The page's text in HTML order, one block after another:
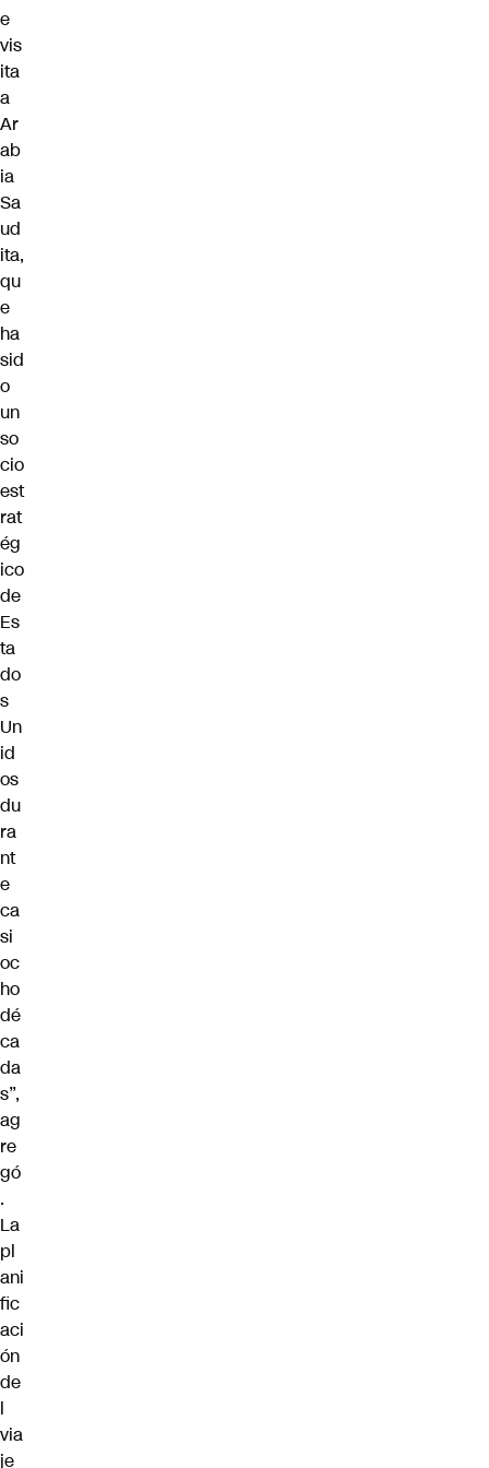
e
vis
ita
a
Ar
ab
ia
Sa
ud
ita,
qu
e
ha
sid
o
un
so
cio
est
rat
ég
ico
de
Es
ta
do
s
Un
id
os
du
ra
nt
e
ca
si
oc
ho
dé
ca
da
s”,
ag
re
gó
.
La
pl
ani
fic
aci
ón
de
l
via
je